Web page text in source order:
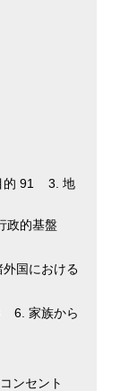
的 91 3. 地
政的基盤
国における
6. 家族から
ンセント